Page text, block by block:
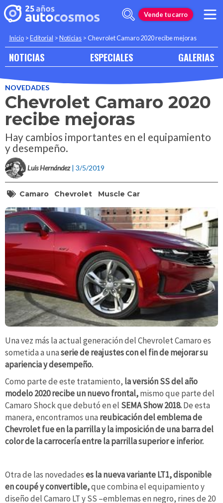
Vende tu carro
Inicio >Editorial >Noticias >Chevrolet Camaro 2020 recibe mejoras
NOTICIAS ESPECIALES GALERIAS
NOVEDADES
Chevrolet Camaro 2020
recibe mejoras
Hay cambios importantes en el equipamiento
y desempeño.
Luis Hernández | 3/5/2019
Camaro Chevrolet Muscle Car
Una vez más la actual generación del Chevrolet Camaro es
sometida a unaserie de reajustes con el fin de mejorar su
apariencia y desempeño.
Como parte de este tratamiento, la versión SS del año
modelo 2020 recibe un nuevo frontal,mismo que parte del
Camaro Shock que debutó en el SEMA Show 2018.De esta
manera, encontramos una reubicación del emblema de
Chevrolet fue en la parrilla y la imposición de una barra del
color de la carrocería entre la parrilla superior e inferior.
Otra de las novedadeses la nueva variante LT1, disponible
en coupé y convertible,que combina el equipamiento y
diseño del Camaro LT y SS –emblemas en negro, rines de 20